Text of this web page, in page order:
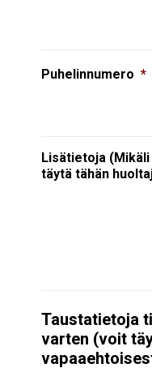
Puhelinnumero *
Lisätietoja
täytä tähän
Taustatietoja
varten (voit